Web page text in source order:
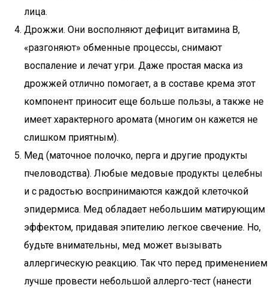
лица.
Дрожжи. Они восполняют дефицит витамина В,
«разгоняют» обменные процессы, снимают
воспаление и лечат угри. Даже простая маска из
дрожжей отлично помогает, а в составе крема этот
компонент приносит еще больше пользы, а также не
имеет характерного аромата (многим он кажется не
слишком приятным).
Мед (маточное полочко, перга и другие продукты
пчеловодства). Любые медовые продукты целебны
и с радостью воспринимаются каждой клеточкой
эпидермиса. Мед обладает небольшим матирующим
эффектом, придавая эпителию легкое свечение. Но,
будьте внимательны, мед может вызывать
аллергическую реакцию. Так что перед применением
лучше провести небольшой аллерго-тест (нанести